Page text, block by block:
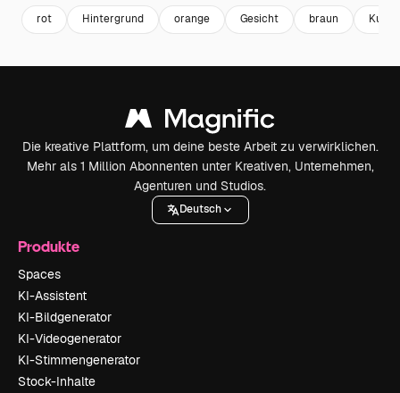
rot Hintergrund orange Gesicht braun Kunst
Die kreative Plattform, um deine beste Arbeit zu verwirklichen.
Mehr als 1 Million Abonnenten unter Kreativen, Unternehmen,
Agenturen und Studios.
Deutsch
Produkte
Spaces
KI-Assistent
KI-Bildgenerator
KI-Videogenerator
KI-Stimmengenerator
Stock-Inhalte